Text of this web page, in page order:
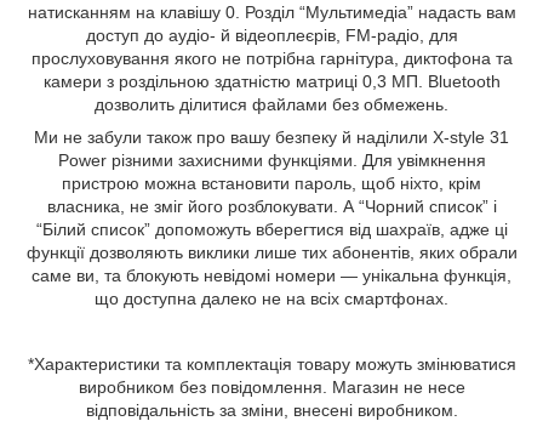
натисканням на клавішу 0. Розділ “Мультимедіа” надасть вам
доступ до аудіо- й відеоплеєрів, FM-радіо, для
прослуховування якого не потрібна гарнітура, диктофона та
камери з роздільною здатністю матриці 0,3 МП. Bluetooth
дозволить ділитися файлами без обмежень.
Ми не забули також про вашу безпеку й наділили X-style 31
Power різними захисними функціями. Для увімкнення
пристрою можна встановити пароль, щоб ніхто, крім
власника, не зміг його розблокувати. А “Чорний список” і
“Білий список” допоможуть вберегтися від шахраїв, адже ці
функції дозволяють виклики лише тих абонентів, яких обрали
саме ви, та блокують невідомі номери — унікальна функція,
що доступна далеко не на всіх смартфонах.
*Характеристики та комплектація товару можуть змінюватися
виробником без повідомлення. Магазин не несе
відповідальність за зміни, внесені виробником.